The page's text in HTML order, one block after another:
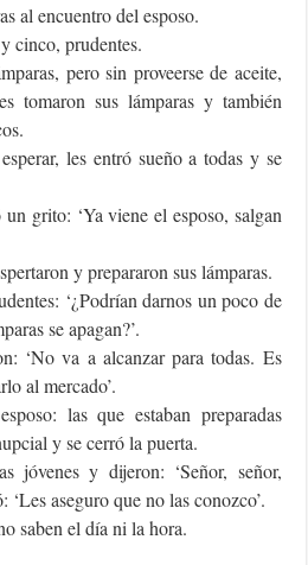
al encuentro del esposo.
cinco, prudentes.
pero sin proveerse de aceite,
tomaron sus lámparas y también
les entró sueño a todas y se
grito: ‘Ya viene el esposo, salgan
y prepararon sus lámparas.
‘¿Podrían darnos un poco de
se apagan?’.
‘No va a alcanzar para todas. Es
al mercado’.
las que estaban preparadas
y se cerró la puerta.
jóvenes y dijeron: ‘Señor, señor,
‘Les aseguro que no las conozco’.
saben el día ni la hora.